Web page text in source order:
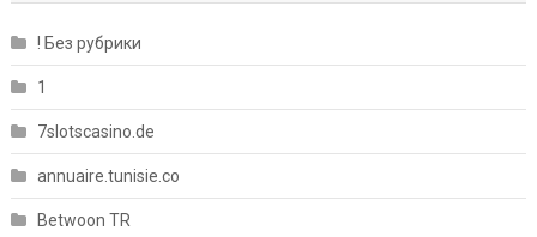
! Без рубрики
1
7slotscasino.de
annuaire.tunisie.co
Betwoon TR